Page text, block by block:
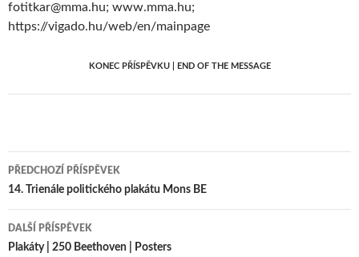
fotitkar@mma.hu; www.mma.hu;
https://vigado.hu/web/en/mainpage
KONEC PŘÍSPĚVKU | END OF THE MESSAGE
Navigace
pro
příspěvky
PŘEDCHOZÍ PŘÍSPĚVEK
14. Trienále politického plakátu Mons BE
DALŠÍ PŘÍSPĚVEK
Plakáty | 250 Beethoven | Posters